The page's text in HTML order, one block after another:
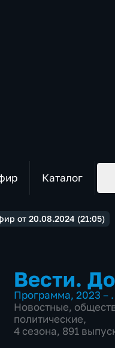
Каталог
от 20.08.2024 (21:05)
Вести.
Программа, 2023 –
Новостные,
политические,
4 сезона, 891